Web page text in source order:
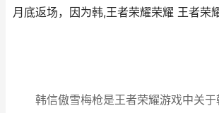
月底返场，因为韩,王者荣耀荣耀 王者荣
韩信傲雪梅枪是王者荣耀游戏中关